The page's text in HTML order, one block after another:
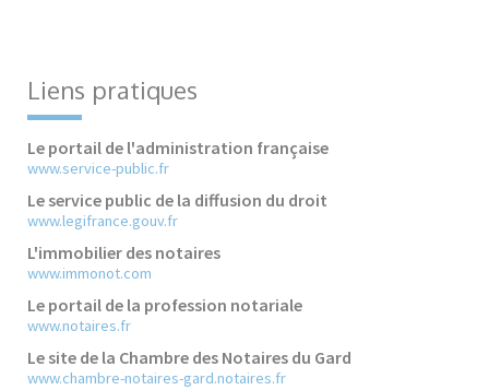
Liens pratiques
Le portail de l'administration française
www.service-public.fr
Le service public de la diffusion du droit
www.legifrance.gouv.fr
L'immobilier des notaires
www.immonot.com
Le portail de la profession notariale
www.notaires.fr
Le site de la Chambre des Notaires du Gard
www.chambre-notaires-gard.notaires.fr